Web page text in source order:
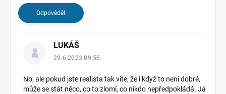
Odpovědět
LUKÁŠ
29.6.2023 09:55
No, ale pokud jste realista tak víte, že i když to není dobré,
může se stát něco, co to zlomí, co nikdo nepředpokládá. Já